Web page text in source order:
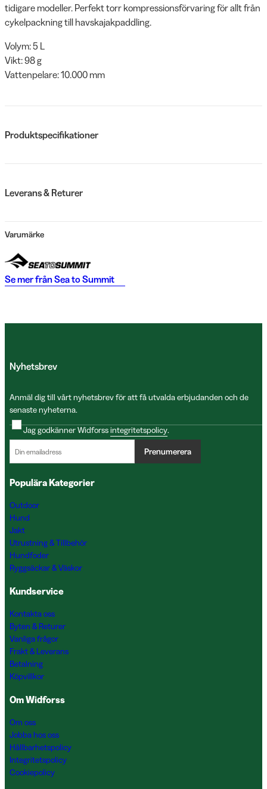
tidigare modeller. Perfekt torr kompressionsförvaring för allt från
cykelpackning till havskajakpaddling.
Volym: 5 L
Vikt: 98 g
Vattenpelare: 10.000 mm
Produktspecifikationer
Leverans & Returer
Varumärke
Se mer frånSea to Summit
Nyhetsbrev
Anmäl dig till vårt nyhetsbrev för att få utvalda erbjudanden och de
senaste nyheterna.
Jag godkänner Widforssintegritetspolicy.
Prenumerera
Populära Kategorier
Outdoor
Hund
Jakt
Utrustning & Tillbehör
Hundfoder
Ryggsäckar & Väskor
Kundservice
Kontakta oss
Byten & Returer
Vanliga frågor
Frakt & Leverans
Betalning
Köpvillkor
Om Widforss
Om oss
Jobba hos oss
Hållbarhetspolicy
Integritetspolicy
Cookiepolicy